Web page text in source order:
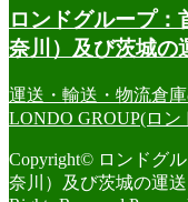
ロンドグループ：
奈川）及び茨城の
運送・輸送・物流倉
LONDO GROUP(ロン
Copyright© ロンドグ
奈川）及び茨城の運